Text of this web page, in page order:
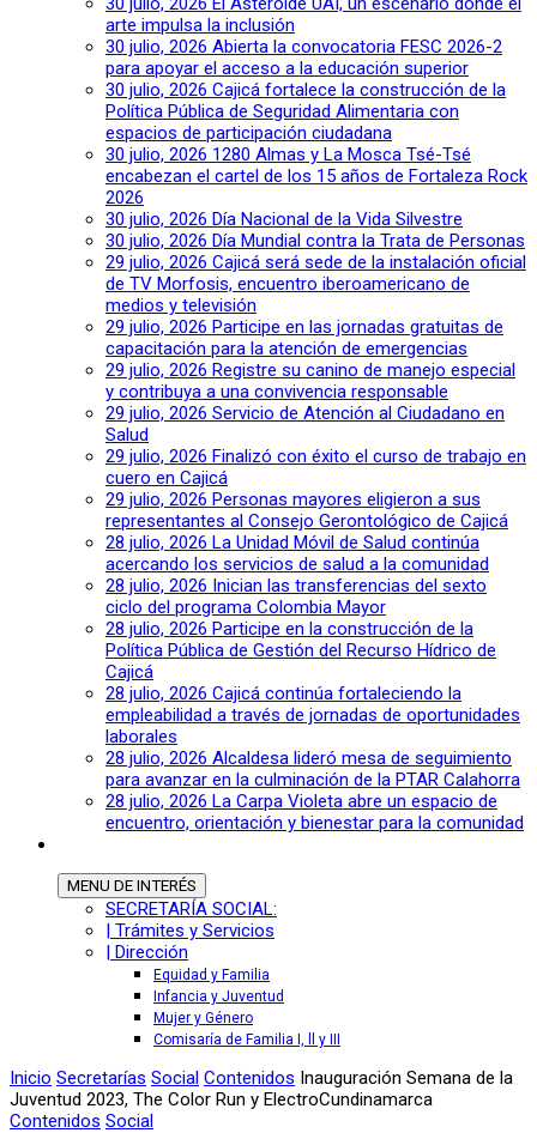
arte impulsa la inclusión
30 julio, 2026 Abierta la convocatoria FESC 2026-2
para apoyar el acceso a la educación superior
30 julio, 2026 Cajicá fortalece la construcción de la
Política Pública de Seguridad Alimentaria con
espacios de participación ciudadana
30 julio, 2026 1280 Almas y La Mosca Tsé-Tsé
encabezan el cartel de los 15 años de Fortaleza Rock
2026
30 julio, 2026 Día Nacional de la Vida Silvestre
30 julio, 2026 Día Mundial contra la Trata de Personas
29 julio, 2026 Cajicá será sede de la instalación oficial
de TV Morfosis, encuentro iberoamericano de
medios y televisión
29 julio, 2026 Participe en las jornadas gratuitas de
capacitación para la atención de emergencias
29 julio, 2026 Registre su canino de manejo especial
y contribuya a una convivencia responsable
29 julio, 2026 Servicio de Atención al Ciudadano en
Salud
29 julio, 2026 Finalizó con éxito el curso de trabajo en
cuero en Cajicá
29 julio, 2026 Personas mayores eligieron a sus
representantes al Consejo Gerontológico de Cajicá
28 julio, 2026 La Unidad Móvil de Salud continúa
acercando los servicios de salud a la comunidad
28 julio, 2026 Inician las transferencias del sexto
ciclo del programa Colombia Mayor
28 julio, 2026 Participe en la construcción de la
Política Pública de Gestión del Recurso Hídrico de
Cajicá
28 julio, 2026 Cajicá continúa fortaleciendo la
empleabilidad a través de jornadas de oportunidades
laborales
28 julio, 2026 Alcaldesa lideró mesa de seguimiento
para avanzar en la culminación de la PTAR Calahorra
28 julio, 2026 La Carpa Violeta abre un espacio de
encuentro, orientación y bienestar para la comunidad
MENU DE INTERÉS
SECRETARÍA SOCIAL:
| Trámites y Servicios
| Dirección
Equidad y Familia
Infancia y Juventud
Mujer y Género
Comisaría de Familia I, ll y III
Inicio Secretarías Social Contenidos Inauguración Semana de la
Juventud 2023, The Color Run y ElectroCundinamarca
Contenidos Social